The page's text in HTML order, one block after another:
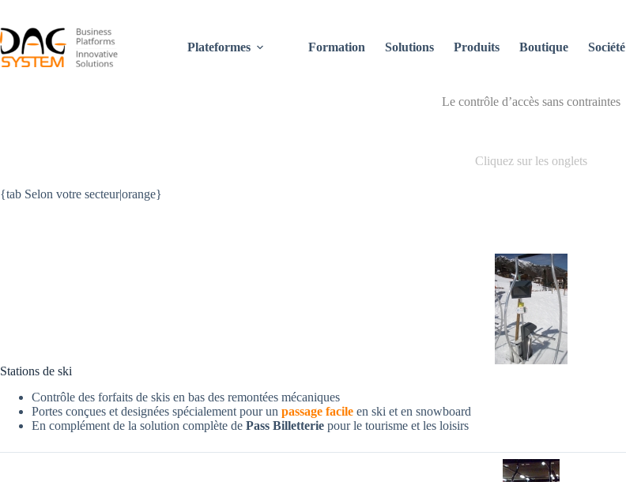
contenu
Plateformes
Formation Solutions Produits Boutique Société
Le contrôle d’accès sans contraintes
Cliquez sur les onglets
{tab Selon votre secteur|orange}
Stations de ski
Contrôle des forfaits de skis en bas des remontées mécaniques
Portes conçues et designées spécialement pour un passage facile en ski et en snowboard
En complément de la solution complète de Pass Billetterie pour le tourisme et les loisirs